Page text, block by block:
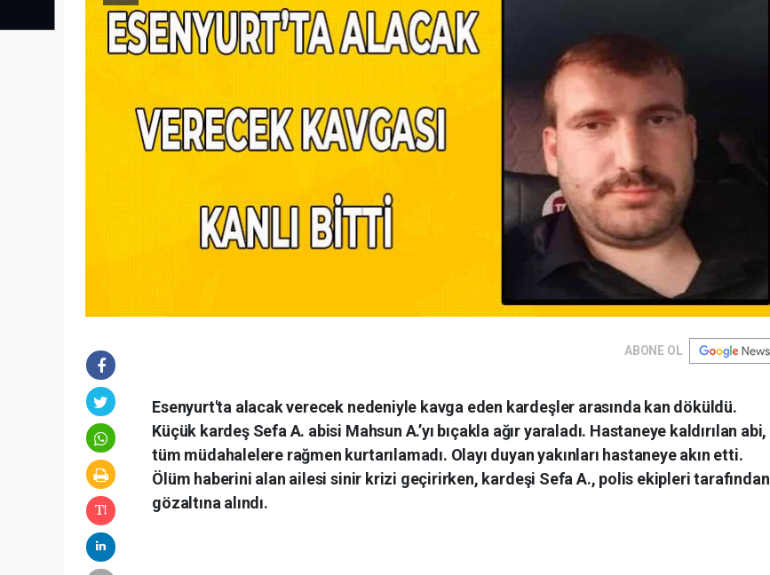
ABONE OL
Esenyurt'ta alacak verecek nedeniyle kavga eden kardeşler arasında kan döküldü.
Küçük kardeş Sefa A. abisi Mahsun A.’yı bıçakla ağır yaraladı. Hastaneye kaldırılan abi,
tüm müdahalelere rağmen kurtarılamadı. Olayı duyan yakınları hastaneye akın etti.
Ölüm haberini alan ailesi sinir krizi geçirirken, kardeşi Sefa A., polis ekipleri tarafından
gözaltına alındı.